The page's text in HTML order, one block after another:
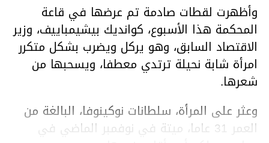
وأظهرت لقطات صادمة تم عرضها في قاعة
المحكمة هذا الأسبوع، كوانديك بيشيمباييف، وزير
الاقتصاد السابق، وهو يركل ويضرب بشكل متكرر
امرأة شابة نحيلة ترتدي معطفا، ويسحبها من
شعرها.
وعثر على المرأة، سلطانات نوكينوفا، البالغة من
العمر 31 عاما، ميتة في نوفمبر الماضي في